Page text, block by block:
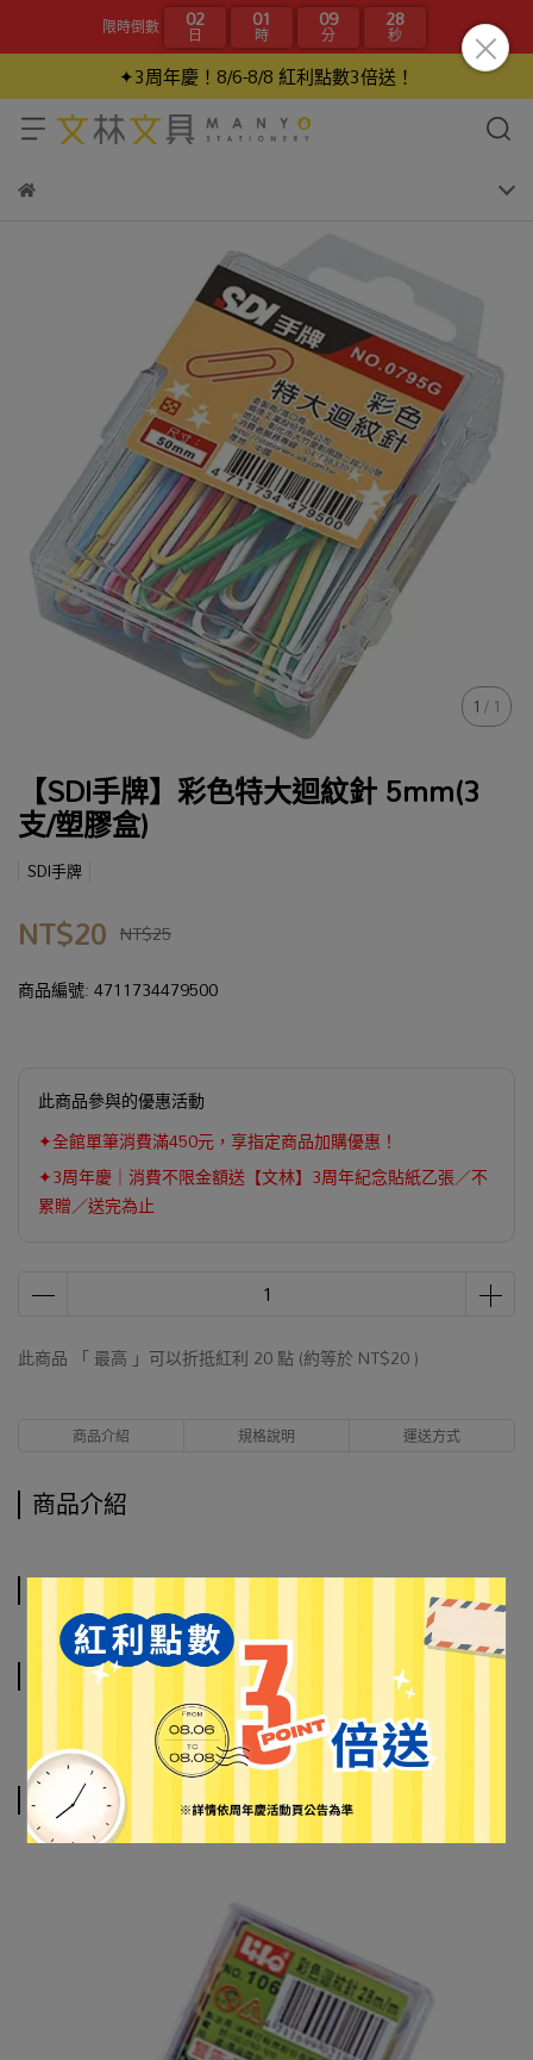
限時倒數 02
日 01
時 09
分 28
秒
✦3周年慶！8/6-8/8 紅利點數3倍送！
1/1
【SDI手牌】彩色特大迴紋針 5mm(3
支/塑膠盒)
SDI手牌
NT$20 NT$25
商品編號:4711734479500
此商品參與的優惠活動
✦全館單筆消費滿450元，享指定商品加購優惠！
✦3周年慶｜消費不限金額送【文林】3周年紀念貼紙乙張／不
累贈／送完為止
此商品 「 最高 」可以折抵紅利 20點 (約等於 NT$20)
商品介紹 規格說明 運送方式
商品介紹
運送方式
相關商品